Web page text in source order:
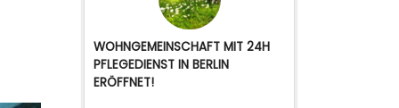
WOHNGEMEINSCHAFT MIT 24H
PFLEGEDIENST IN BERLIN
ERÖFFNET!